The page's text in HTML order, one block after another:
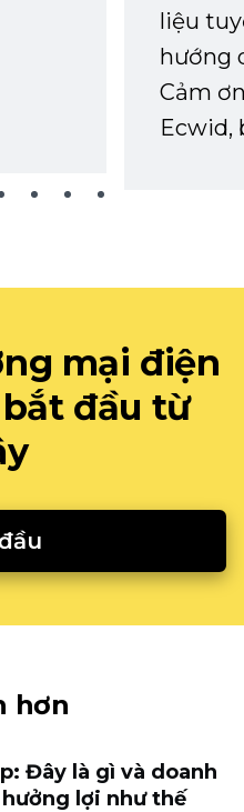
liệu
hướng
Cảm
Ecwid,
mại điện
đầu từ
hơn
Đây là gì và doanh
lợi như thế